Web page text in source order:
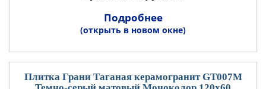
Подробнее
(открыть в новом окне)
Плитка Грани Таганая керамогранит GT007М